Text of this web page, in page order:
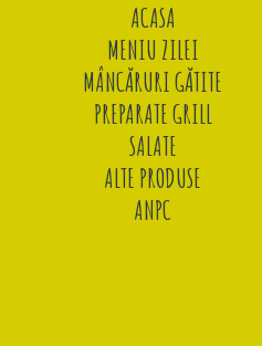
ACASA
MENIU ZILEI
MÂNCĂRURI GĂTITE
PREPARATE GRILL
SALATE
ALTE PRODUSE
ANPC